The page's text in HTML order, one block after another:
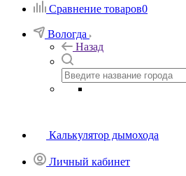
Сравнение товаров0
Вологда
Назад
Калькулятор дымохода
Личный кабинет